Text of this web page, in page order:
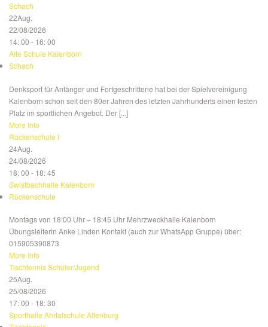
Schach
22Aug.
22/08/2026
14: 00 - 16: 00
Alte Schule Kalenborn
Schach
Denksport für Anfänger und Fortgeschrittene hat bei der Spielvereinigung
Kalenborn schon seit den 80er Jahren des letzten Jahrhunderts einen festen
Platz im sportlichen Angebot. Der [...]
More Info
Rückenschule I
24Aug.
24/08/2026
18: 00 - 18: 45
Swistbachhalle Kalenborn
Rückenschule
Montags von 18:00 Uhr – 18:45 Uhr Mehrzweckhalle Kalenborn
Übungsleiterin Anke Linden Kontakt (auch zur WhatsApp Gruppe) über:
015905390873
More Info
Tischtennis Schüler/Jugend
25Aug.
25/08/2026
17: 00 - 18: 30
Sporthalle Ahrtalschule Altenburg